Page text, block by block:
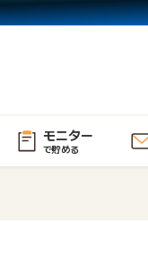
モニター
で貯める